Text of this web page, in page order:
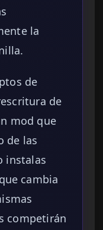
la
de
de
mod que
de las
instalas
cambia
competirán